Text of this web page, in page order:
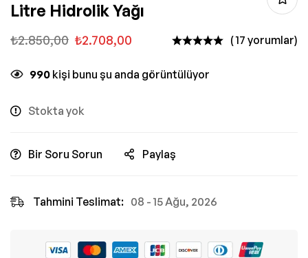
Litre Hidrolik Yağı
₺2.850,00 ₺2.708,00 ( 17 yorumlar)
990 kişi bunu şu anda görüntülüyor
Stokta yok
Bir Soru Sorun Paylaş
Tahmini Teslimat: 08 - 15 Ağu, 2026